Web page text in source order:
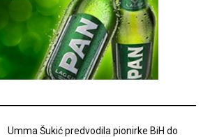
Umma Šukić predvodila pionirke BiH do